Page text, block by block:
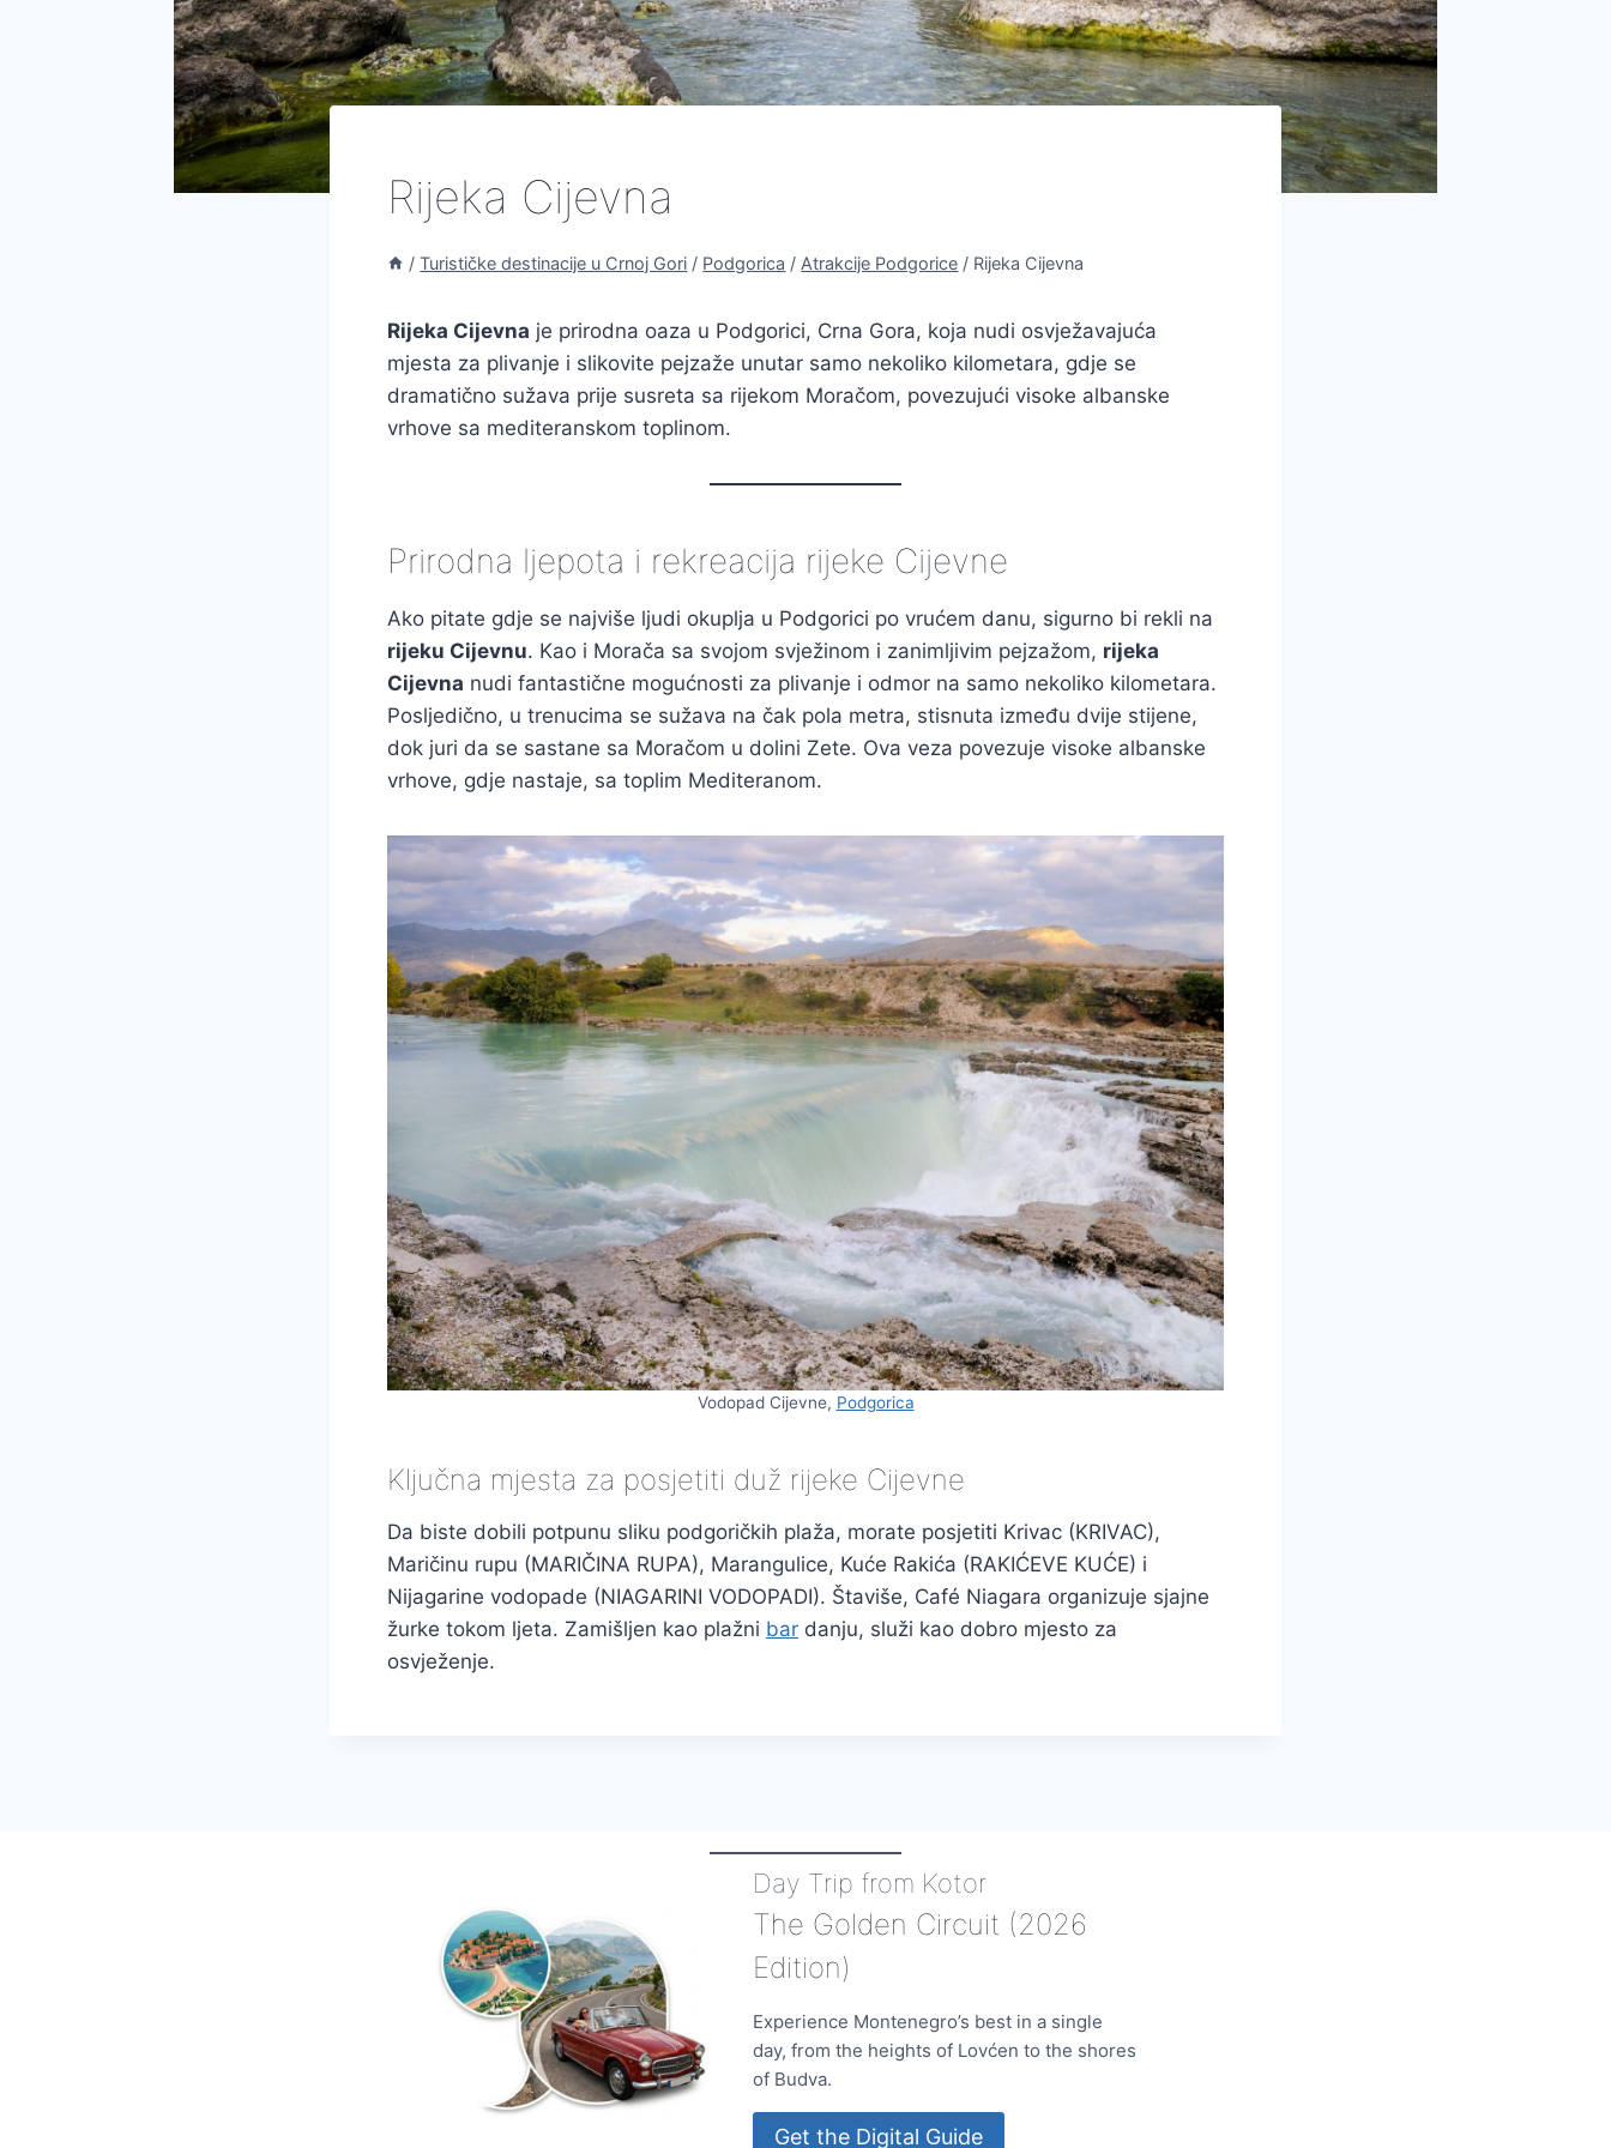
Rijeka Cijevna
/ Turističke destinacije u Crnoj Gori / Podgorica / Atrakcije Podgorice / Rijeka Cijevna
Rijeka Cijevna je prirodna oaza u Podgorici, Crna Gora, koja nudi osvježavajuća
mjesta za plivanje i slikovite pejzaže unutar samo nekoliko kilometara, gdje se
dramatično sužava prije susreta sa rijekom Moračom, povezujući visoke albanske
vrhove sa mediteranskom toplinom.
Prirodna ljepota i rekreacija rijeke Cijevne
Ako pitate gdje se najviše ljudi okuplja u Podgorici po vrućem danu, sigurno bi rekli na
rijeku Cijevnu. Kao i Morača sa svojom svježinom i zanimljivim pejzažom, rijeka
Cijevna nudi fantastične mogućnosti za plivanje i odmor na samo nekoliko kilometara.
Posljedično, u trenucima se sužava na čak pola metra, stisnuta između dvije stijene,
dok juri da se sastane sa Moračom u dolini Zete. Ova veza povezuje visoke albanske
vrhove, gdje nastaje, sa toplim Mediteranom.
Vodopad Cijevne, Podgorica
Ključna mjesta za posjetiti duž rijeke Cijevne
Da biste dobili potpunu sliku podgoričkih plaža, morate posjetiti Krivac (KRIVAC),
Maričinu rupu (MARIČINA RUPA), Marangulice, Kuće Rakića (RAKIĆEVE KUĆE) i
Nijagarine vodopade (NIAGARINI VODOPADI). Štaviše, Café Niagara organizuje sjajne
žurke tokom ljeta. Zamišljen kao plažni bar danju, služi kao dobro mjesto za
osvježenje.
Day Trip from Kotor
The Golden Circuit (2026
Edition)
Experience Montenegro’s best in a single
day, from the heights of Lovćen to the shores
of Budva.
Get the Digital Guide